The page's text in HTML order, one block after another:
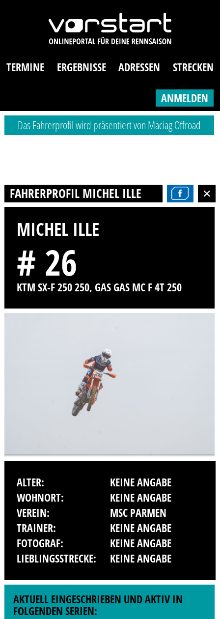
TERMINE ERGEBNISSE ADRESSEN STRECKEN
ANMELDEN
Das Fahrerprofil wird präsentiert von Maciag Offroad
FAHRERPROFIL MICHEL ILLE
MICHEL ILLE
# 26
KTM SX-F 250 250, GAS GAS MC F 4T 250
ALTER:
KEINE ANGABE
WOHNORT:
KEINE ANGABE
VEREIN:
MSC PARMEN
TRAINER:
KEINE ANGABE
FOTOGRAF:
KEINE ANGABE
LIEBLINGSSTRECKE:
KEINE ANGABE
AKTUELL EINGESCHRIEBEN UND AKTIV IN
FOLGENDEN SERIEN: